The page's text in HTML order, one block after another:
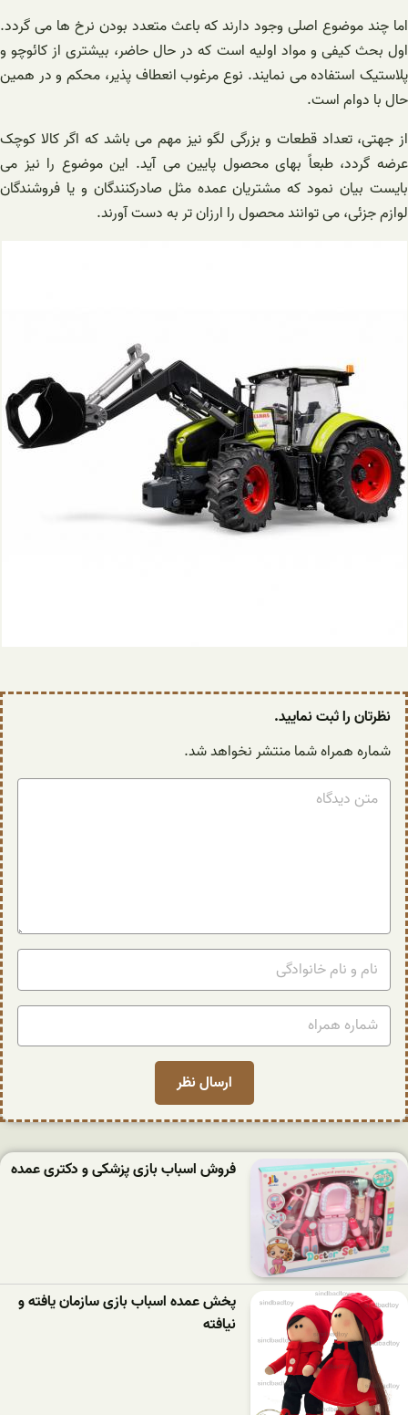
اما چند موضوع اصلی وجود دارند که باعث متعدد بودن نرخ ها می گردد.
اول بحث کیفی و مواد اولیه است که در حال حاضر، بیشتری از کائوچو و
پلاستیک استفاده می نمایند. نوع مرغوب انعطاف پذیر، محکم و در همین
حال با دوام است.
از جهتی، تعداد قطعات و بزرگی لگو نیز مهم می باشد که اگر کالا کوچک
عرضه گردد، طبعاً بهای محصول پایین می آید. این موضوع را نیز می
بایست بیان نمود که مشتریان عمده مثل صادرکنندگان و یا فروشندگان
لوازم جزئی، می توانند محصول را ارزان تر به دست آورند.
نظرتان را ثبت نمایید.
شماره همراه شما منتشر نخواهد شد.
فروش اسباب بازی پزشکی و دکتری عمده
پخش عمده اسباب بازی سازمان یافته و
نیافته